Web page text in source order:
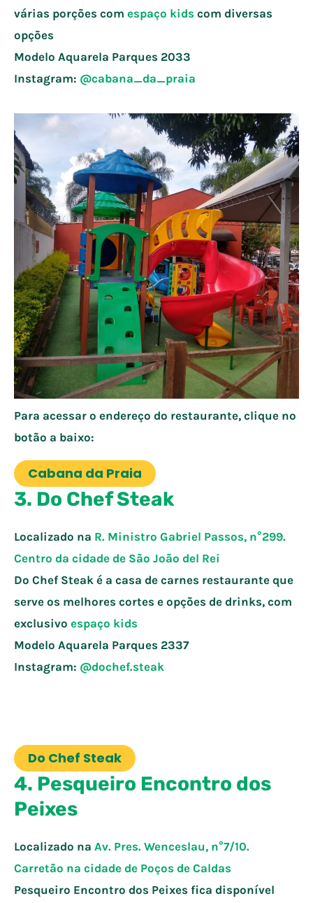
várias porções com espaço kids com diversas
opções
Modelo Aquarela Parques 2033
Instagram: @cabana_da_praia
Para acessar o endereço do restaurante, clique no
botão a baixo:
Cabana da Praia
3. Do Chef Steak
Localizado na R. Ministro Gabriel Passos, n°299.
Centro da cidade de São João del Rei
Do Chef Steak é a casa de carnes restaurante que
serve os melhores cortes e opções de drinks, com
exclusivo espaço kids
Modelo Aquarela Parques 2337
Instagram: @dochef.steak
Do Chef Steak
4. Pesqueiro Encontro dos
Peixes
Localizado na Av. Pres. Wenceslau, n°7/10.
Carretão na cidade de Poços de Caldas
Pesqueiro Encontro dos Peixes fica disponível